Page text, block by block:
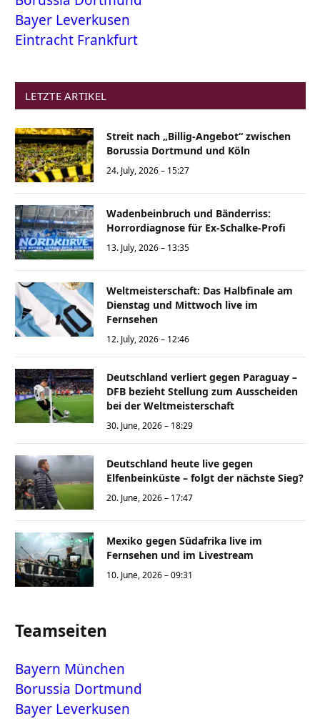
Bayer Leverkusen
Eintracht Frankfurt
LETZTE ARTIKEL
Streit nach „Billig-Angebot“ zwischen
Borussia Dortmund und Köln
24. July, 2026 – 15:27
Wadenbeinbruch und Bänderriss:
Horrordiagnose für Ex-Schalke-Profi
13. July, 2026 – 13:35
Weltmeisterschaft: Das Halbfinale am
Dienstag und Mittwoch live im
Fernsehen
12. July, 2026 – 12:46
Deutschland verliert gegen Paraguay –
DFB bezieht Stellung zum Ausscheiden
bei der Weltmeisterschaft
30. June, 2026 – 18:29
Deutschland heute live gegen
Elfenbeinküste – folgt der nächste Sieg?
20. June, 2026 – 17:47
Mexiko gegen Südafrika live im
Fernsehen und im Livestream
10. June, 2026 – 09:31
Teamseiten
Bayern München
Borussia Dortmund
Bayer Leverkusen